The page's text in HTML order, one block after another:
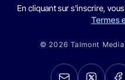
En cliquant sur s'inscrire,
Termes
© 2026 Talmont